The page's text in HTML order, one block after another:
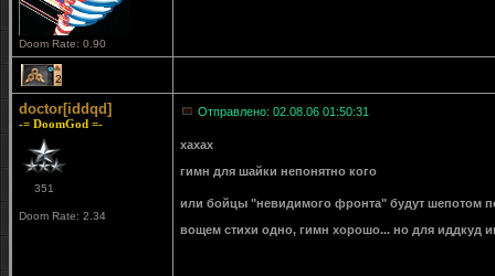
Doom Rate: 0.90
2
doctor[iddqd]
-= DoomGod =-
351
Doom Rate: 2.34
Отправлено: 02.08.06 01:50:31
хахах
гимн для шайки непонятно кого
или бойцы "невидимого фронта" будут шепотом
вощем стихи одно, гимн хорошо... но для иддкуд